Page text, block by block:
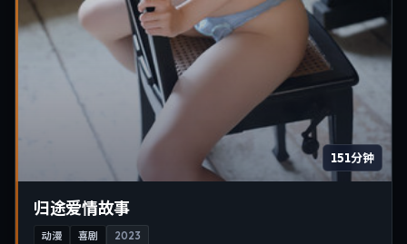
151分钟
归途爱情故事
动漫 喜剧 2023